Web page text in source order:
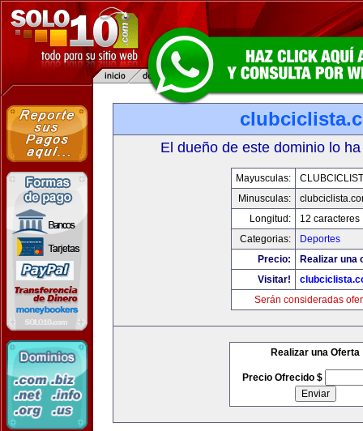
El dueño de este dominio lo
Mayusculas:
Minusculas:
Longitud:
12 caracteres
Categorias:
Deportes
Precio:
Realizar una
Visitar!
Serán consideradas
Realizar una Oferta
Precio Ofrecido $